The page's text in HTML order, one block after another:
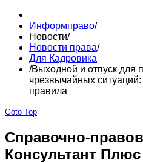
Информправо/
Новости/
Новости права/
Для Кадровика
/Выходной и отпуск для
чрезвычайных
правила
Goto Top
Справочно-
Консультант Плюс